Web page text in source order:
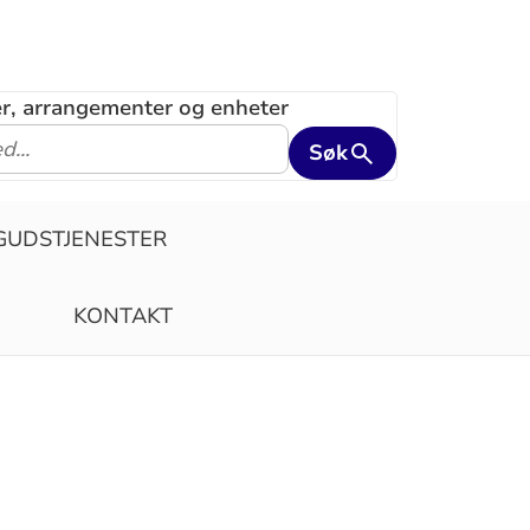
arrangementer og enheter
Søk
KONTAKT